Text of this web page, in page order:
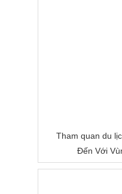
Tham quan du
Đến Với